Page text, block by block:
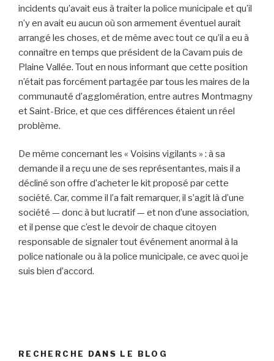
incidents qu’avait eus à traiter la police municipale et qu’il
n’y en avait eu aucun où son armement éventuel aurait
arrangé les choses, et de même avec tout ce qu’il a eu à
connaître en temps que président de la Cavam puis de
Plaine Vallée. Tout en nous informant que cette position
n’était pas forcément partagée par tous les maires de la
communauté d’agglomération, entre autres Montmagny
et Saint-Brice, et que ces différences étaient un réel
problème.
De même concernant les « Voisins vigilants » : à sa
demande il a reçu une de ses représentantes, mais il a
décliné son offre d’acheter le kit proposé par cette
société. Car, comme il l’a fait remarquer, il s’agit là d’une
société — donc à but lucratif — et non d’une association,
et il pense que c’est le devoir de chaque citoyen
responsable de signaler tout événement anormal à la
police nationale ou à la police municipale, ce avec quoi je
suis bien d’accord.
RECHERCHE DANS LE BLOG